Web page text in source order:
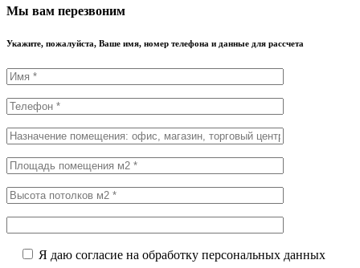
Мы вам перезвоним
Укажите, пожалуйста, Ваше имя, номер телефона и данные для рассчета
Я даю согласие на обработку персональных данных